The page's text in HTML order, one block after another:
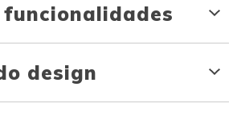
design